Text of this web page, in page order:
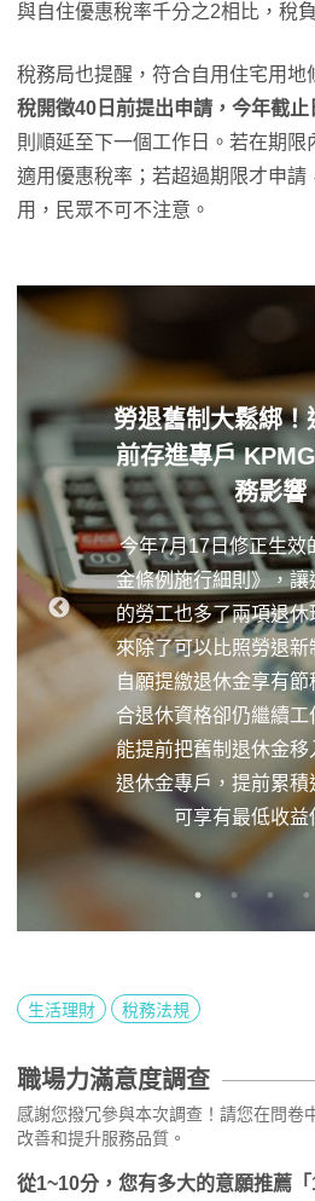
與自住優惠稅率千分之2相比，稅
稅務局也提醒，符合自用住宅用地
稅開徵40日前提出申請，今年截止
則順延至下一個工作日。若在期
適用優惠稅率；若超過期限才申請
用，民眾不可不注意。
勞退舊制大鬆綁！
前存進專戶
務影響
今年7月17日修正生效
金條例施行細則》，讓
的勞工也多了兩項退休
來除了可以比照勞退新
自願提繳退休金享有
合退休資格卻仍繼續工
能提前把舊制退休金移
退休金專戶，提前累積
可享有最低收益
生活理財 稅務法規
職場力滿意度調查
感謝您撥冗參與本次調查！請您在問卷
改善和提升服務品質。
從1~10分，您有多大的意願推薦